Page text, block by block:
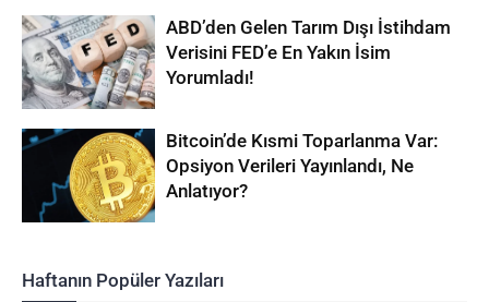
ABD’den Gelen Tarım Dışı İstihdam
Verisini FED’e En Yakın İsim
Yorumladı!
Bitcoin’de Kısmi Toparlanma Var:
Opsiyon Verileri Yayınlandı, Ne
Anlatıyor?
Haftanın Popüler Yazıları